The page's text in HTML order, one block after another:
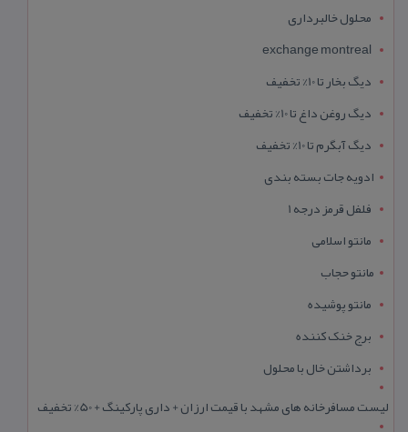
محلول خالبرداری
exchange montreal
دیگ بخار تا 10% تخفیف
دیگ روغن داغ تا 10% تخفیف
دیگ آبگرم تا 10% تخفیف
ادویه جات بسته بندی
فلفل قرمز درجه 1
مانتو اسلامی
مانتو حجاب
مانتو پوشیده
برج خنک کننده
برداشتن خال با محلول
لیست مسافرخانه های مشهد با قیمت ارزان + داری پارکینگ + 50% تخفیف